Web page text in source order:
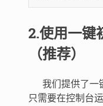
2.使用一键
（推荐）
我们提供了一
只需要在控制台